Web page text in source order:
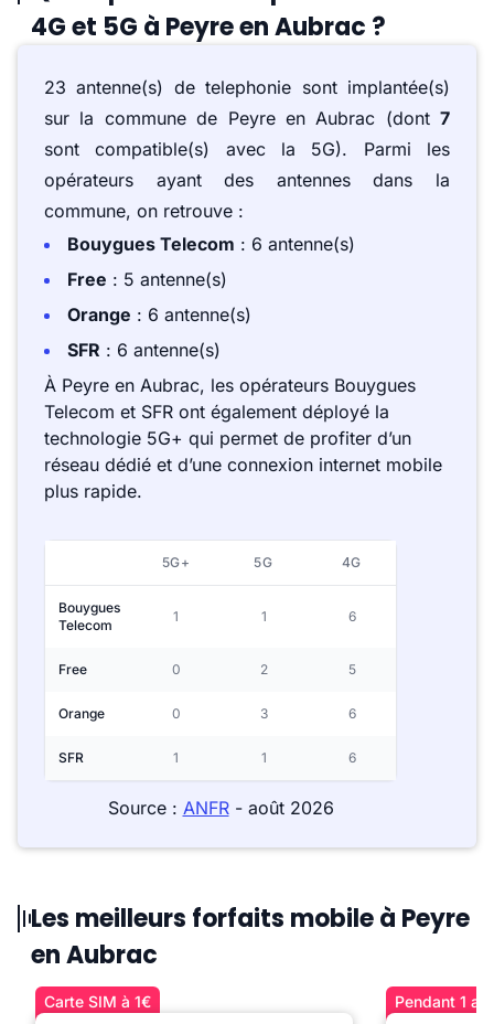
4G et 5G à Peyre en Aubrac ?
23 antenne(s) de telephonie sont implantée(s)
sur la commune de Peyre en Aubrac (dont 7
sont compatible(s) avec la 5G). Parmi les
opérateurs ayant des antennes dans la
commune, on retrouve :
Bouygues Telecom : 6 antenne(s)
Free : 5 antenne(s)
Orange : 6 antenne(s)
SFR : 6 antenne(s)
À Peyre en Aubrac, les opérateurs Bouygues
Telecom et SFR ont également déployé la
technologie 5G+ qui permet de profiter d’un
réseau dédié et d’une connexion internet mobile
plus rapide.
5G+ 5G 4G
Bouygues
Telecom
1 1 6
Free 0 2 5
Orange 0 3 6
SFR 1 1 6
Source : ANFR- août 2026
Les meilleurs forfaits mobile à Peyre
en Aubrac
Carte SIM à 1€ Pendant 1